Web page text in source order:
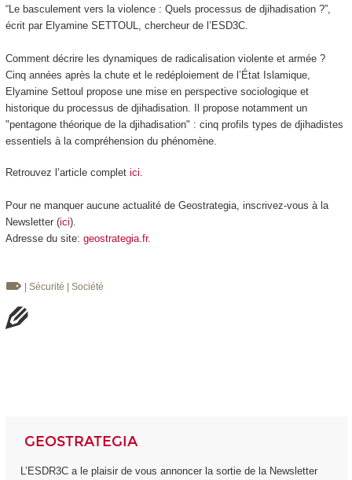
“Le basculement vers la violence : Quels processus de djihadisation ?”,
écrit par Elyamine SETTOUL, chercheur de l’ESD3C.
Comment décrire les dynamiques de radicalisation violente et armée ?
Cinq années après la chute et le redéploiement de l’État Islamique,
Elyamine Settoul propose une mise en perspective sociologique et
historique du processus de djihadisation. Il propose notamment un
"pentagone théorique de la djihadisation" : cinq profils types de djihadistes
essentiels à la compréhension du phénomène.
Retrouvez l’article complet ici.
Pour ne manquer aucune actualité de Geostrategia, inscrivez-vous à la
Newsletter (ici).
Adresse du site: geostrategia.fr.
| Sécurité | Société
GEOSTRATEGIA
L’ESDR3C a le plaisir de vous annoncer la sortie de la Newsletter